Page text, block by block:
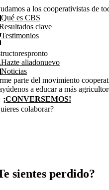
a los cooperativistas de
Qué es CBS
clave
Testimonios
pronto
Hazte aliadonuevo
Noticias
parte del movimiento
a educar a más
¡CONVERSEMOS!
colaborar?
sientes perdido?